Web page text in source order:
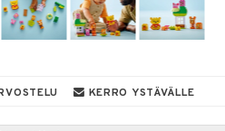
KERRO YSTÄVÄLLE